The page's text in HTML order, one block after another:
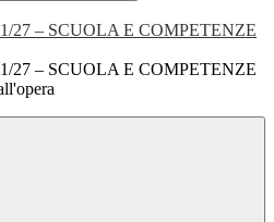
27 – SCUOLA E COMPETENZE
27 – SCUOLA E COMPETENZE